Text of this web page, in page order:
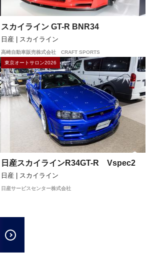
スカイライン GT-R BNR34
日産 | スカイライン
高崎自動車販売株式会社 CRAFT SPORTS
東京オートサロン2026
日産スカイラインR34GT-R Vspec2
日産 | スカイライン
日産サービスセンター株式会社